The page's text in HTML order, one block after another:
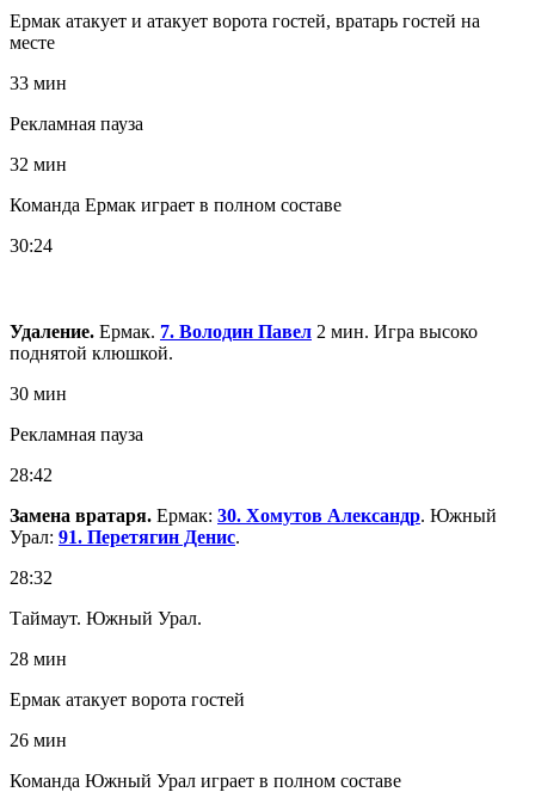
Ермак атакует и атакует ворота гостей, вратарь гостей на
месте
33 мин
Рекламная пауза
32 мин
Команда Ермак играет в полном составе
30:24
Удаление. Ермак. 7. Володин Павел 2 мин. Игра высоко
поднятой клюшкой.
30 мин
Рекламная пауза
28:42
Замена вратаря. Ермак: 30. Хомутов Александр. Южный
Урал: 91. Перетягин Денис.
28:32
Таймаут. Южный Урал.
28 мин
Ермак атакует ворота гостей
26 мин
Команда Южный Урал играет в полном составе